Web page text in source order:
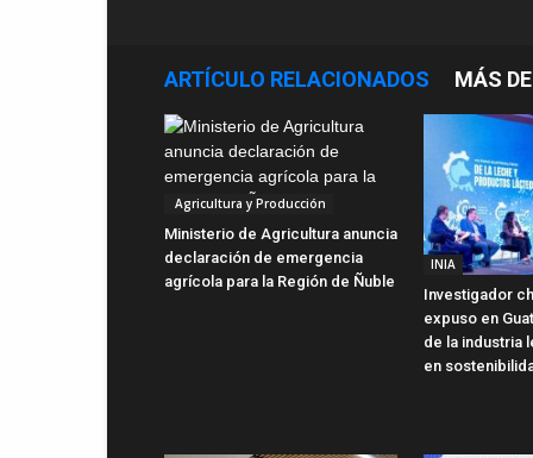
ARTÍCULO RELACIONADOS MÁS
Agricultura y Producción
Ministerio de Agricultura anuncia
declaración de emergencia
agrícola para la Región de Ñuble
INIA
Investigador
expuso en
de la industria
en